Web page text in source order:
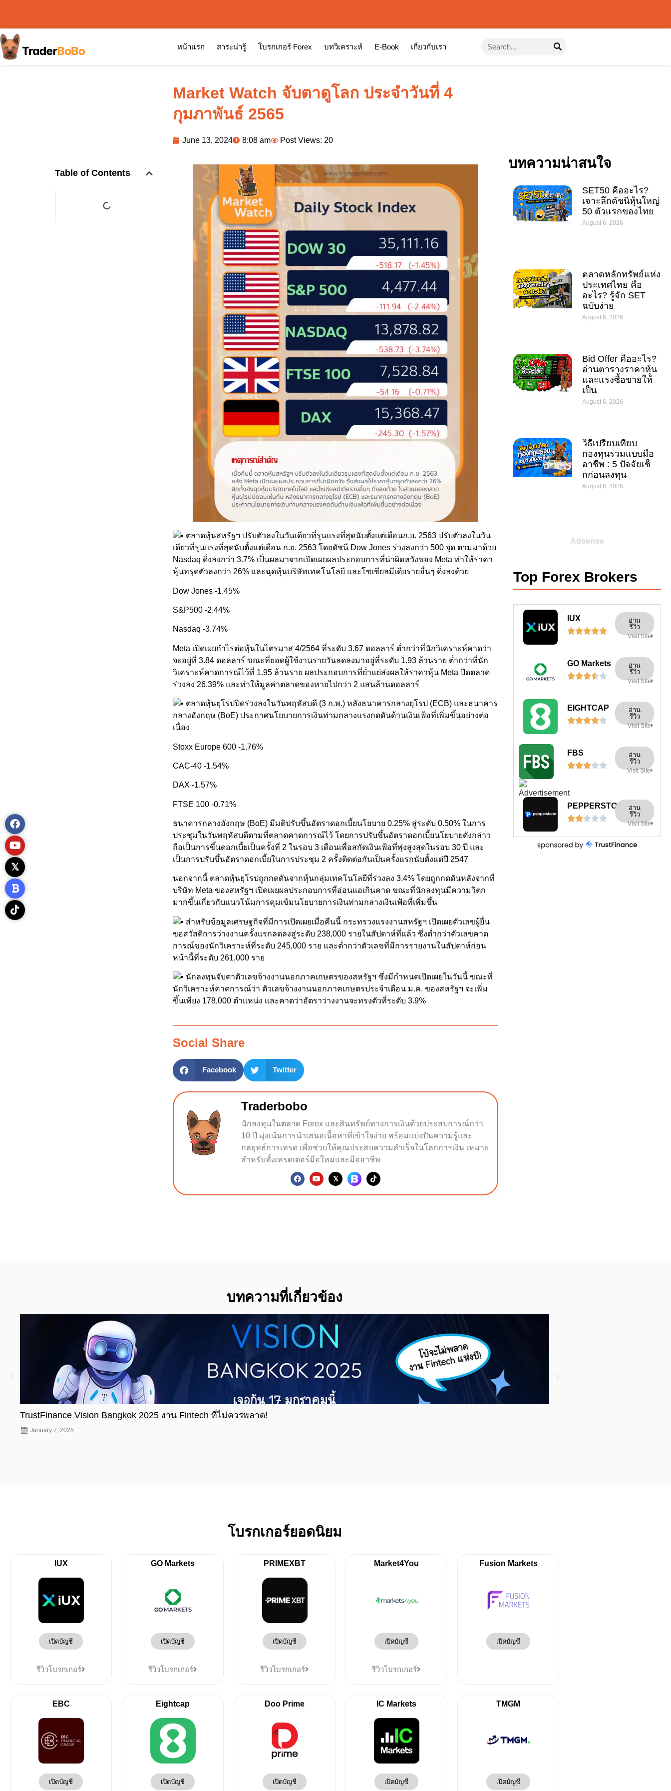
หน้าแรก สาระน่ารู้ โบรกเกอร์ Forex บทวิเคราะห์ E-Book เกี่ยวกับเรา
Market Watch จับตาดูโลก ประจำวันที่ 4
กุมภาพันธ์ 2565
June 13, 2024 8:08 am Post Views: 20
Table of Contents
ตลาดหุ้นสหรัฐฯ ปรับตัวลงในวันเดียวที่รุนแรงที่สุดนับตั้งแต่เดือนก.ย. 2563 ปรับตัวลงในวัน
เดียวที่รุนแรงที่สุดนับตั้งแต่เดือน ก.ย. 2563 โดยดัชนี Dow Jones ร่วงลงกว่า 500 จุด ตามมาด้วย
Nasdaq ดิ่งลงกว่า 3.7% เป็นผลมาจากเปิดเผยผลประกอบการที่น่าผิดหวังของ Meta ทำให้ราคา
หุ้นทรุดตัวลงกว่า 26% และฉุดหุ้นบริษัทเทคโนโลยี และโซเชียลมีเดียรายอื่นๆ ดิ่งลงด้วย
Dow Jones -1.45%
S&P500 -2.44%
Nasdaq -3.74%
Meta เปิดเผยกำไรต่อหุ้นในไตรมาส 4/2564 ที่ระดับ 3.67 ดอลลาร์ ต่ำกว่าที่นักวิเคราะห์คาดว่า
จะอยู่ที่ 3.84 ดอลลาร์ ขณะที่ยอดผู้ใช้งานรายวันลดลงมาอยู่ที่ระดับ 1.93 ล้านราย ต่ำกว่าที่นัก
วิเคราะห์คาดการณ์ไว้ที่ 1.95 ล้านราย ผลประกอบการที่ย่ำแย่ส่งผลให้ราคาหุ้น Meta ปิดตลาด
ร่วงลง 26.39% และทำให้มูลค่าตลาดของหายไปกว่า 2 แสนล้านดอลลาร์
ตลาดหุ้นยุโรปปิดร่วงลงในวันพฤหัสบดี (3 ก.พ.) หลังธนาคารกลางยุโรป (ECB) และธนาคาร
กลางอังกฤษ (BoE) ประกาศนโยบายการเงินท่ามกลางแรงกดดันด้านเงินเฟ้อที่เพิ่มขึ้นอย่างต่อ
เนื่อง
Stoxx Europe 600 -1.76%
CAC-40 -1.54%
DAX -1.57%
FTSE 100 -0.71%
ธนาคารกลางอังกฤษ (BoE) มีมติปรับขึ้นอัตราดอกเบี้ยนโยบาย 0.25% สู่ระดับ 0.50% ในการ
ประชุมในวันพฤหัสบดีตามที่ตลาดคาดการณ์ไว้ โดยการปรับขึ้นอัตราดอกเบี้ยนโยบายดังกล่าว
ถือเป็นการขึ้นดอกเบี้ยเป็นครั้งที่ 2 ในรอบ 3 เดือนเพื่อสกัดเงินเฟ้อที่พุ่งสูงสุดในรอบ 30 ปี และ
เป็นการปรับขึ้นอัตราดอกเบี้ยในการประชุม 2 ครั้งติดต่อกันเป็นครั้งแรกนับตั้งแต่ปี 2547
นอกจากนี้ ตลาดหุ้นยุโรปถูกกดดันจากหุ้นกลุ่มเทคโนโลยีที่ร่วงลง 3.4% โดยถูกกดดันหลังจากที่
บริษัท Meta ของสหรัฐฯ เปิดเผยผลประกอบการที่อ่อนแอเกินคาด ขณะที่นักลงทุนมีความวิตก
มากขึ้นเกี่ยวกับแนวโน้มการคุมเข้มนโยบายการเงินท่ามกลางเงินเฟ้อที่เพิ่มขึ้น
สำหรับข้อมูลเศรษฐกิจที่มีการเปิดเผยเมื่อคืนนี้ กระทรวงแรงงานสหรัฐฯ เปิดเผยตัวเลขผู้ยื่น
ขอสวัสดิการว่างงานครั้งแรกลดลงสู่ระดับ 238,000 รายในสัปดาห์ที่แล้ว ซึ่งต่ำกว่าตัวเลขคาด
การณ์ของนักวิเคราะห์ที่ระดับ 245,000 ราย และต่ำกว่าตัวเลขที่มีการรายงานในสัปดาห์ก่อน
หน้านี้ที่ระดับ 261,000 ราย
นักลงทุนจับตาตัวเลขจ้างงานนอกภาคเกษตรของสหรัฐฯ ซึ่งมีกำหนดเปิดเผยในวันนี้ ขณะที่
นักวิเคราะห์คาดการณ์ว่า ตัวเลขจ้างงานนอกภาคเกษตรประจำเดือน ม.ค. ของสหรัฐฯ จะเพิ่ม
ขึ้นเพียง 178,000 ตำแหน่ง และคาดว่าอัตราว่างงานจะทรงตัวที่ระดับ 3.9%
Social Share
Facebook Twitter
Traderbobo
นักลงทุนในตลาด Forex และสินทรัพย์ทางการเงินด้วยประสบการณ์กว่า
10 ปี มุ่งเน้นการนำเสนอเนื้อหาที่เข้าใจง่าย พร้อมแบ่งปันความรู้และ
กลยุทธ์การเทรด เพื่อช่วยให้คุณประสบความสำเร็จในโลกการเงิน เหมาะ
สำหรับทั้งเทรดเดอร์มือใหม่และมืออาชีพ
บทความน่าสนใจ
SET50 คืออะไร?
เจาะลึกดัชนีหุ้นใหญ่
50 ตัวแรกของไทย
August 6, 2026
ตลาดหลักทรัพย์แห่ง
ประเทศไทย คือ
อะไร? รู้จัก SET
ฉบับง่าย
August 6, 2026
Bid Offer คืออะไร?
อ่านตารางราคาหุ้น
และแรงซื้อขายให้
เป็น
August 6, 2026
วิธีเปรียบเทียบ
กองทุนรวมแบบมือ
อาชีพ : 5 ปัจจัยเช็
กก่อนลงทุน
August 6, 2026
Adsense
Top Forex Brokers
IUX

อ่าน
รีวิว
Visit Site
GO Markets

อ่าน
รีวิว
Visit Site
EIGHTCAP

อ่าน
รีวิว
Visit Site
FBS

อ่าน
รีวิว
Visit Site
PEPPERSTONE

อ่าน
รีวิว
Visit Site
บทความที่เกี่ยวข้อง
TrustFinance Vision Bangkok 2025 งาน Fintech ที่ไม่ควรพลาด!
January 7, 2025
โบรกเกอร์ยอดนิยม
IUX
เปิดบัญชี
รีวิวโบรกเกอร์
GO Markets
เปิดบัญชี
รีวิวโบรกเกอร์
PRIMEXBT
เปิดบัญชี
รีวิวโบรกเกอร์
Market4You
เปิดบัญชี
รีวิวโบรกเกอร์
Fusion Markets
เปิดบัญชี
EBC
เปิดบัญชี
Eightcap
เปิดบัญชี
Doo Prime
เปิดบัญชี
IC Markets
เปิดบัญชี
TMGM
เปิดบัญชี